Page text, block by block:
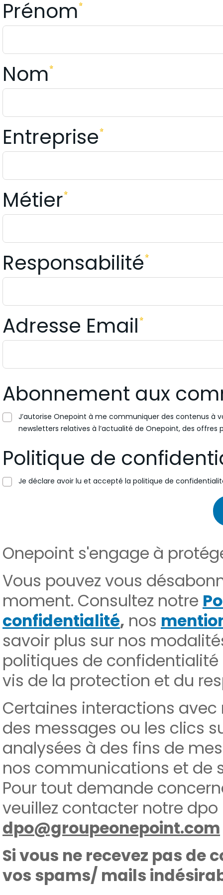
Prénom
Nom
Entreprise
Métier
Responsabilité
Adresse Email
Abonnement aux
J’autorise Onepoint à me communiquer des contenus à
newsletters relatives à l’actualité de Onepoint, des
Politique de
Je déclare avoir lu et accepté la politique de
Onepoint s'engage à
Vous pouvez vous
moment. Consultez notre
confidentialité, nos
savoir plus sur nos
politiques de
vis de la protection et du
Certaines interactions
des messages ou les clics
analysées à des fins de
nos communications et de
Pour tout demande
veuillez contacter notre
dpo@groupeonepoint.com
Si vous ne recevez pas de
vos spams/ mails